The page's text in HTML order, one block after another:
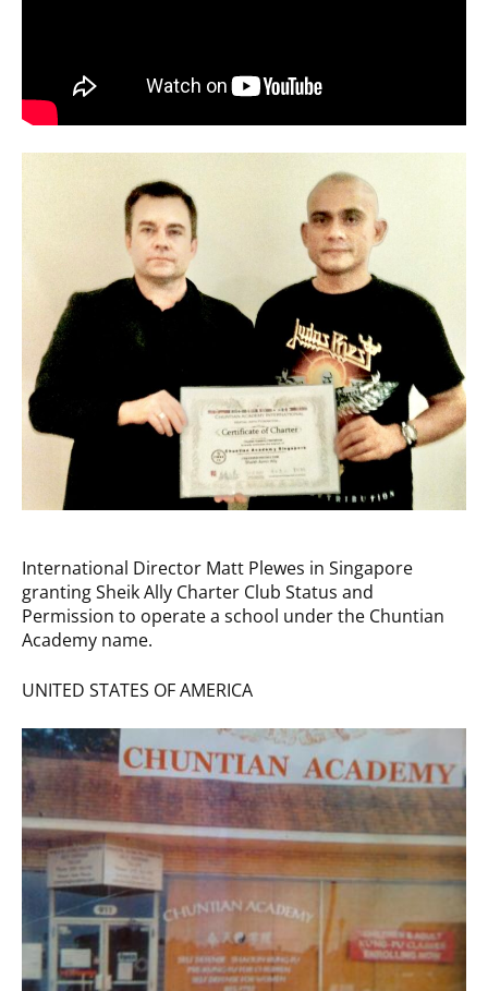
International Director Matt Plewes in Singapore
granting Sheik Ally Charter Club Status and
Permission to operate a school under the Chuntian
Academy name.
UNITED STATES OF AMERICA